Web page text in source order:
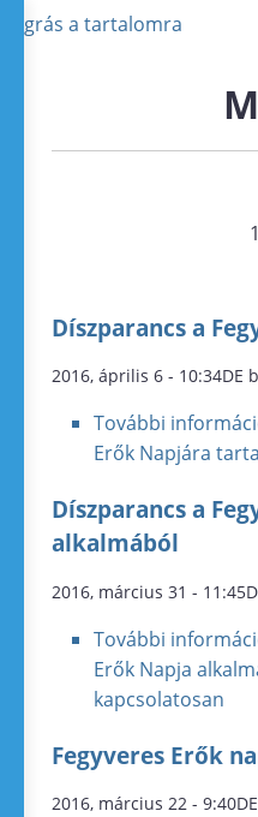
Ugrás a tartalomra
Díszparancs a
2016, április 6 - 10:34DE
További
Erők Napjára
Díszparancs a
alkalmából
2016, március 31 -
További
Erők Napja
kapcsolatosan
Fegyveres Erők
2016, március 22 -